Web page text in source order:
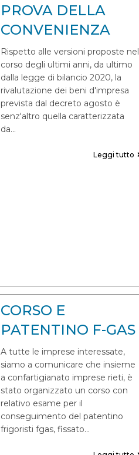
PROVA DELLA
CONVENIENZA
Rispetto alle versioni proposte nel
corso degli ultimi anni, da ultimo
dalla legge di bilancio 2020, la
rivalutazione dei beni d'impresa
prevista dal decreto agosto è
senz'altro quella caratterizzata
da…
Leggi tutto
CORSO E
PATENTINO F-GAS
A tutte le imprese interessate,
siamo a comunicare che insieme
a confartigianato imprese rieti, è
stato organizzato un corso con
relativo esame per il
conseguimento del patentino
frigoristi fgas, fissato…